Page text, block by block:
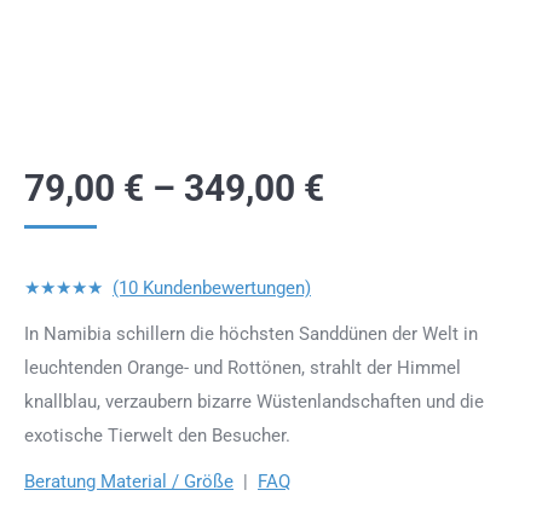
79,00 € – 349,00 €
★★★★★ (10 Kundenbewertungen)
In Namibia schillern die höchsten Sanddünen der Welt in
leuchtenden Orange- und Rottönen, strahlt der Himmel
knallblau, verzaubern bizarre Wüstenlandschaften und die
exotische Tierwelt den Besucher.
Beratung Material / Größe | FAQ